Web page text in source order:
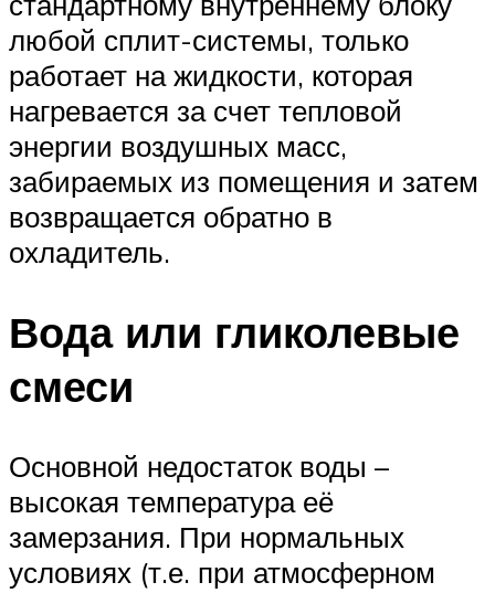
любой сплит-системы, только
работает на жидкости, которая
нагревается за счет тепловой
энергии воздушных масс,
забираемых из помещения и затем
возвращается обратно в
охладитель.
Вода или гликолевые
смеси
Основной недостаток воды –
высокая температура её
замерзания. При нормальных
условиях (т.е. при атмосферном